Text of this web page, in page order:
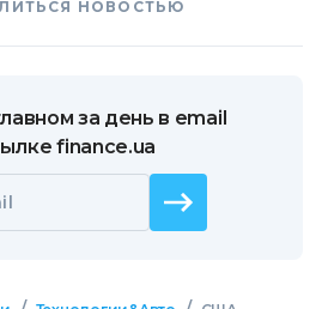
НОВОСТЬЮ
за день в email
finance.ua